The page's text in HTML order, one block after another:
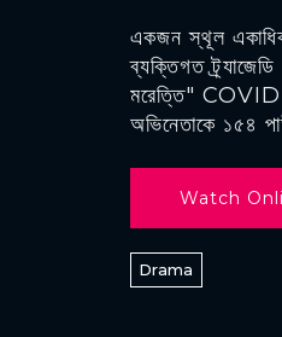
একজন স্থূল একাধিক
ব্যক্তিগত
মরেত্তি" COVID-
অভিনেতাকে ১৫৪
Watch
Drama